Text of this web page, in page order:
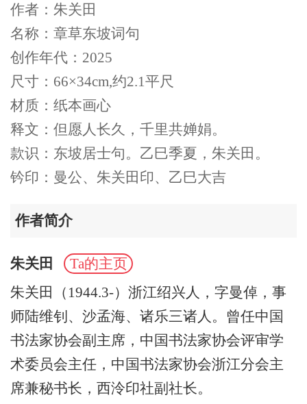
作者：朱关田
名称：章草东坡词句
创作年代：2025
尺寸：66×34cm,约2.1平尺
材质：纸本画心
释文：但愿人长久，千里共婵娟。
款识：东坡居士句。乙巳季夏，朱关田。
钤印：曼公、朱关田印、乙巳大吉
作者简介
朱关田
Ta的主页
朱关田（1944.3-）浙江绍兴人，字曼倬，事
师陆维钊、沙孟海、诸乐三诸人。曾任中国
书法家协会副主席，中国书法家协会评审学
术委员会主任，中国书法家协会浙江分会主
席兼秘书长，西泠印社副社长。